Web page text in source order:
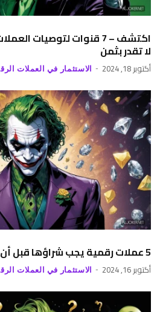
اكتشف – 7 قنوات لتوصيات
لا تقدر بثمن
أكتوبر 18, 2024 الاستثمار في العملات
5 عملات رقمية يجب شراؤها قبل أن تنفجر في 2024
أكتوبر 16, 2024 الاستثمار في العملات